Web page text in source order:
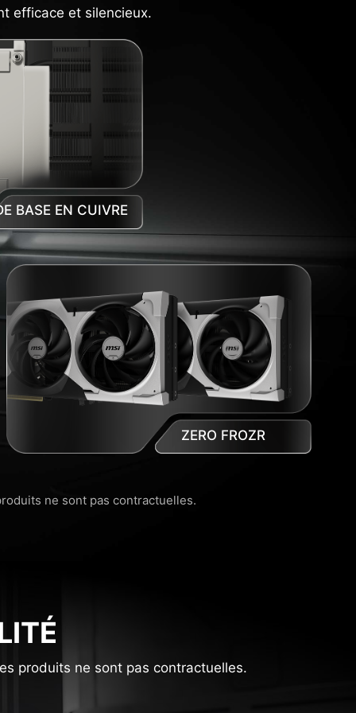
efficace et silencieux.
BASE EN CUIVRE
ZERO FROZR
ne sont pas contractuelles.
produits ne sont pas contractuelles.